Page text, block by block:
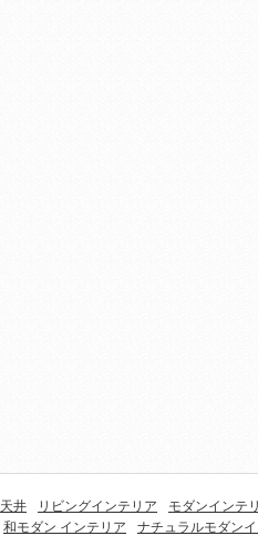
井 リビングインテリア
モダンインテ
和モダン インテリア ナチュラルモダン